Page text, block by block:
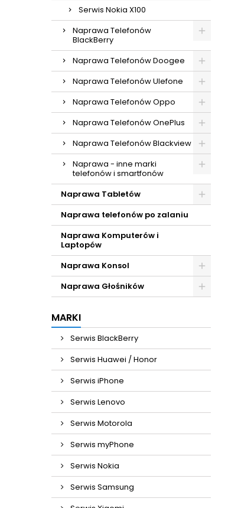
Serwis Nokia X100
Naprawa Telefonów
BlackBerry
Naprawa Telefonów Doogee
Naprawa Telefonów Ulefone
Naprawa Telefonów Oppo
Naprawa Telefonów OnePlus
Naprawa Telefonów Blackview
Naprawa - inne marki
telefonów i smartfonów
Naprawa Tabletów
Naprawa telefonów po zalaniu
Naprawa Komputerów i
Laptopów
Naprawa Konsol
Naprawa Głośników
MARKI
Serwis BlackBerry
Serwis Huawei / Honor
Serwis iPhone
Serwis Lenovo
Serwis Motorola
Serwis myPhone
Serwis Nokia
Serwis Samsung